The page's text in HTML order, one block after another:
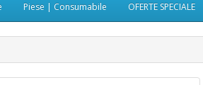
Piese | Consumabile OFERTE SPECIALE